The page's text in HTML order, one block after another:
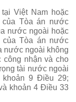
Việt Nam hoặc
của Tòa án nước
nước ngoài hoặc
của Tòa án nước
nước ngoài không
công nhận và cho
tài nước ngoài
9 Điều 29;
khoản 4 Điều 33